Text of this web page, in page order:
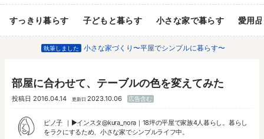
すっきり暮らす 子どもと暮らす 小さな家で暮らす 愛用品
執筆しました 小さな家づくり〜平屋でシンプルに暮らす〜
部屋に合わせて、テーブルの色を変えてみた
投稿日 2016.04.14 更新日 2023.10.06 広告含む
ピノ子 ▶︎インスタ@kura_nora｜18坪の平屋で家族4人暮らし。暮らし
をラクにするため、小さな家でシンプルライフ中。